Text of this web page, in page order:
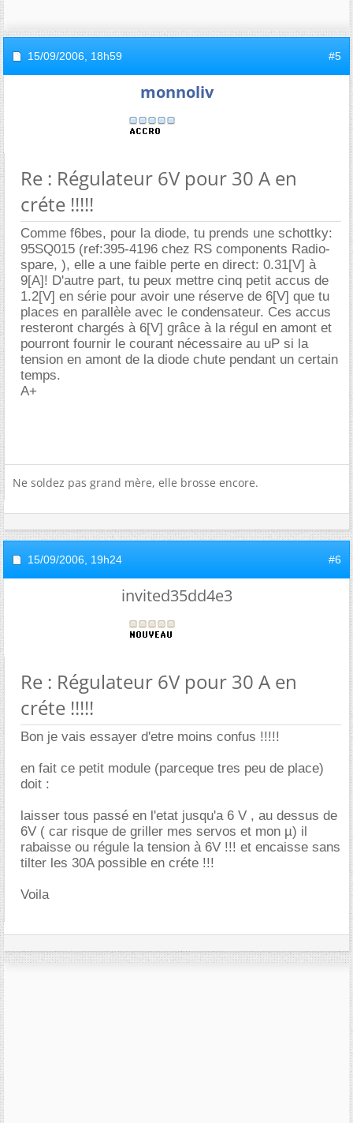
15/09/2006, 18h59 #5
monnoliv
Re : Régulateur 6V pour 30 A en
créte !!!!!
Comme f6bes, pour la diode, tu prends une schottky:
95SQ015 (ref:395-4196 chez RS components Radio-
spare, ), elle a une faible perte en direct: 0.31[V] à
9[A]! D'autre part, tu peux mettre cinq petit accus de
1.2[V] en série pour avoir une réserve de 6[V] que tu
places en parallèle avec le condensateur. Ces accus
resteront chargés à 6[V] grâce à la régul en amont et
pourront fournir le courant nécessaire au uP si la
tension en amont de la diode chute pendant un certain
temps.
A+
Ne soldez pas grand mère, elle brosse encore.
15/09/2006, 19h24 #6
invited35dd4e3
Re : Régulateur 6V pour 30 A en
créte !!!!!
Bon je vais essayer d'etre moins confus !!!!!
en fait ce petit module (parceque tres peu de place)
doit :
laisser tous passé en l'etat jusqu'a 6 V , au dessus de
6V ( car risque de griller mes servos et mon µ) il
rabaisse ou régule la tension à 6V !!! et encaisse sans
tilter les 30A possible en créte !!!
Voila